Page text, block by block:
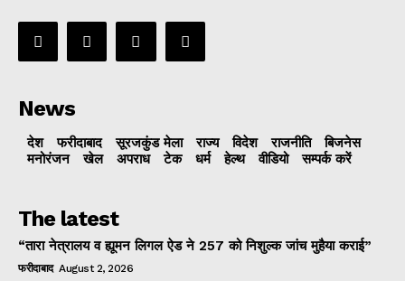
News
देश फरीदाबाद सूरजकुंड मेला राज्‍य विदेश राजनीति
बिजनेस
मनोरंजन
खेल अपराध टेक धर्म हेल्थ वीडियो सम्पर्क करें
The latest
“तारा नेत्रालय व ह्यूमन लिगल ऐड ने 257 को निशुल्क जांच मुहैया कराई”
फरीदाबाद August 2, 2026